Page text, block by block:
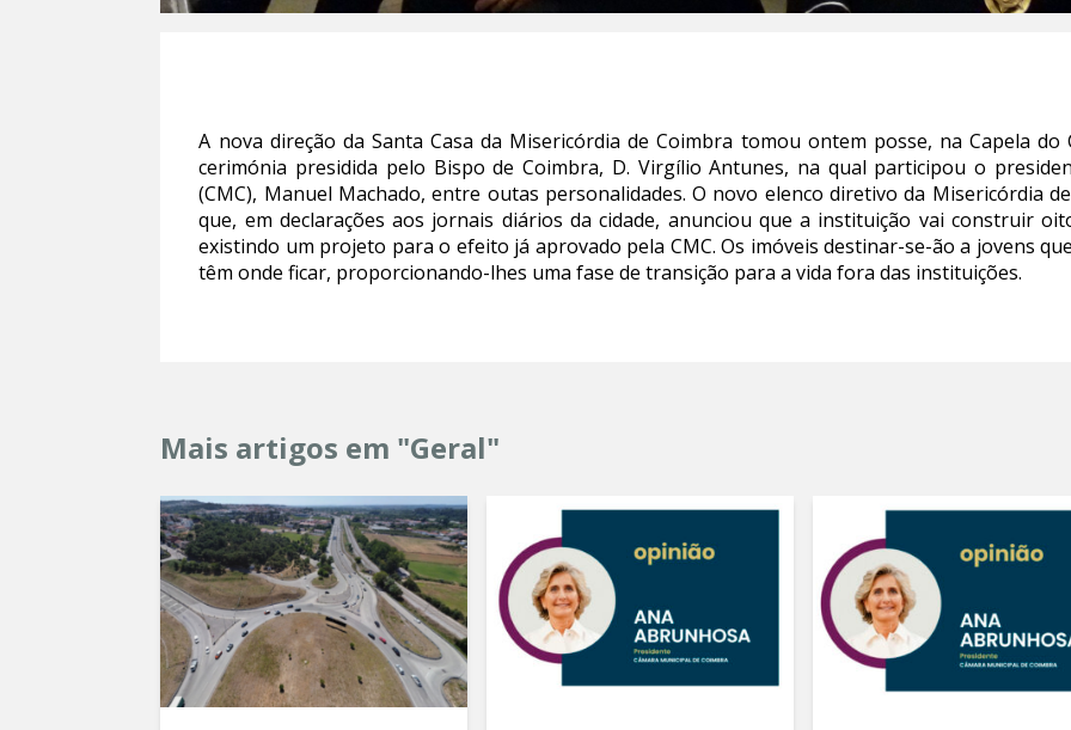
A nova direção da Santa Casa da Misericórdia de Coimbra tomou ontem posse, na Capela
cerimónia presidida pelo Bispo de Coimbra, D. Virgílio Antunes, na qual participou o
(CMC), Manuel Machado, entre outas personalidades. O novo elenco diretivo da Misericórdia
que, em declarações aos jornais diários da cidade, anunciou que a instituição vai construir
existindo um projeto para o efeito já aprovado pela CMC. Os imóveis destinar-se-ão a jovens
têm onde ficar, proporcionando-lhes uma fase de transição para a vida fora das instituições.
Mais artigos em "Geral"